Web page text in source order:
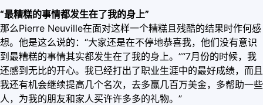
“最糟糕的事情都发生在了我的身上”
那么Pierre Neuville在面对这样一个糟糕且残酷的结果时作何感
想。他是这么说的：“大家还是在不停地恭喜我，他们没有意识
到最糟糕的事情其实都发生在了我的身上。”“7月份的时候，我
还感到无比的开心。我已经打出了职业生涯中的最好成绩，而且
我还有机会继续提高几个名次，去多赢几百万美金，多帮助一些
人，为我的朋友和家人买许许多多的礼物。”